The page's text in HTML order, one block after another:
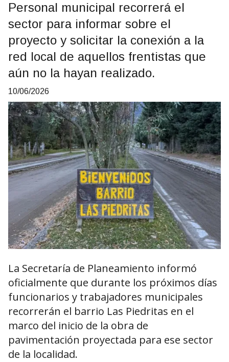
Personal municipal recorrerá el
sector para informar sobre el
proyecto y solicitar la conexión a la
red local de aquellos frentistas que
aún no la hayan realizado.
10/06/2026
La Secretaría de Planeamiento informó
oficialmente que durante los próximos días
funcionarios y trabajadores municipales
recorrerán el barrio Las Piedritas en el
marco del inicio de la obra de
pavimentación proyectada para ese sector
de la localidad.